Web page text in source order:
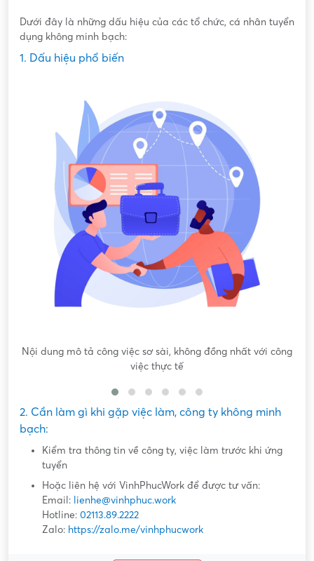
Dưới đây là những dấu hiệu của các tổ chức, cá nhân tuyển
dụng không minh bạch:
1. Dấu hiệu phổ biến
Nội dung mô tả công việc sơ sài, không đồng nhất với công
việc thực tế
2. Cần làm gì khi gặp việc làm, công ty không minh
bạch:
Kiểm tra thông tin về công ty, việc làm trước khi ứng
tuyển
Hoặc liên hệ với VinhPhucWork để được tư vấn:
Email: lienhe@vinhphuc.work
Hotline: 02113.89.2222
Zalo: https://zalo.me/vinhphucwork